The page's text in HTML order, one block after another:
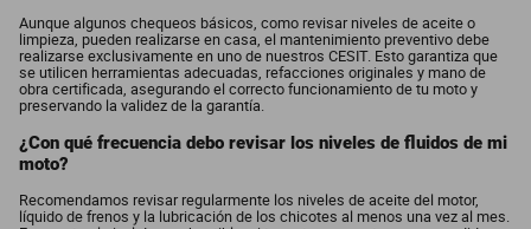
Aunque algunos chequeos básicos, como revisar niveles de aceite o
limpieza, pueden realizarse en casa, el mantenimiento preventivo debe
realizarse exclusivamente en uno de nuestros CESIT. Esto garantiza que
se utilicen herramientas adecuadas, refacciones originales y mano de
obra certificada, asegurando el correcto funcionamiento de tu moto y
preservando la validez de la garantía.
¿Con qué frecuencia debo revisar los niveles de fluidos de mi
moto?
Recomendamos revisar regularmente los niveles de aceite del motor,
líquido de frenos y la lubricación de los chicotes al menos una vez al mes.